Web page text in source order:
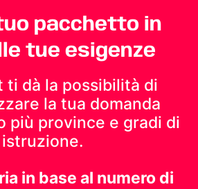
pacchetto in
tue esigenze
ti dà la possibilità di
la tua domanda
più province e gradi di
istruzione.
in base al numero di